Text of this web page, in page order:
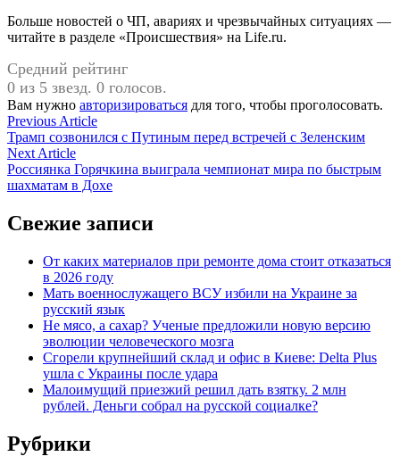
Больше новостей о ЧП, авариях и чрезвычайных ситуациях —
читайте в разделе «Происшествия» на Life.ru.
Средний рейтинг
0 из 5 звезд. 0 голосов.
Вам нужно авторизироваться для того, чтобы проголосовать.
Навигация
по
записям
Previous ArticlePrevious
article:
Трамп созвонился с Путиным перед встречей с Зеленским
Next ArticleNext
article:
Россиянка Горячкина выиграла чемпионат мира по быстрым
шахматам в Дохе
Свежие записи
От каких материалов при ремонте дома стоит отказаться
в 2026 году
Мать военнослужащего ВСУ избили на Украине за
русский язык
Не мясо, а сахар? Ученые предложили новую версию
эволюции человеческого мозга
Сгорели крупнейший склад и офис в Киеве: Delta Plus
ушла с Украины после удара
Малоимущий приезжий решил дать взятку. 2 млн
рублей. Деньги собрал на русской социалке?
Рубрики